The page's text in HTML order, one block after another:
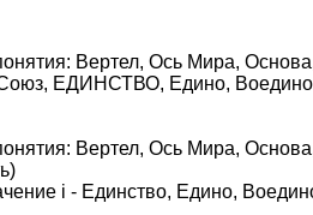
Вертел, Ось Мира,
ЕДИНСТВО, Едино,
Вертел, Ось Мира,
i - Единство, Едино,